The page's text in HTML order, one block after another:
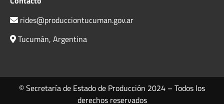
rides@producciontucuman.gov.ar
Tucumán, Argentina
© Secretaría de Estado de Producción 2024 – Todos los
derechos reservados